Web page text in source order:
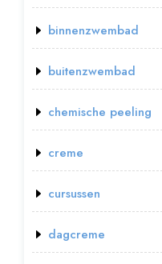
binnenzwembad
buitenzwembad
chemische peeling
creme
cursussen
dagcreme